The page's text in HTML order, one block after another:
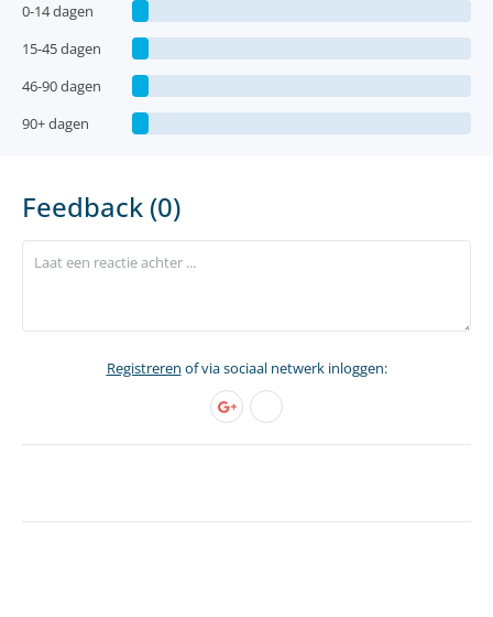
0-14 dagen
15-45 dagen
46-90 dagen
90+ dagen
Feedback (0)
Registreren of via sociaal netwerk inloggen: